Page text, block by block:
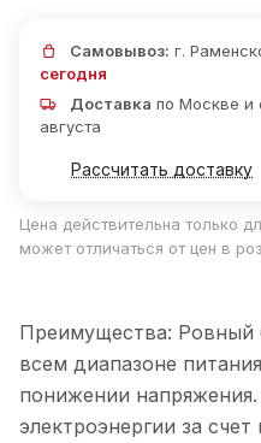
Самовывоз: г.
сегодня
Доставка по Москве и
августа
Рассчитать доставку
Цена действительна только
может отличаться от цен в
Преимущества: Ровный
всем диапазоне
понижении
электроэнергии за